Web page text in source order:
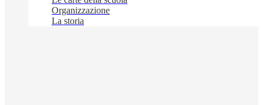
Organizzazione
La storia